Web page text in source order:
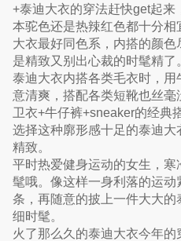
+泰迪大衣的穿法赶快get起
本驼色还是热辣红色都十分
大衣最好同色系，内搭的颜
是精致又别出心裁的时髦精了
泰迪大衣内搭各类毛衣时，
意清爽，搭配各类短靴也丝毫
卫衣+牛仔裤+sneaker的经典
选择这种廓形感十足的泰迪
精致。
平时热爱健身运动的女生，
髦哦。像这样一身利落的运
条，再随意的披上一件大大
细时髦。
火了那么久的泰迪大衣今年